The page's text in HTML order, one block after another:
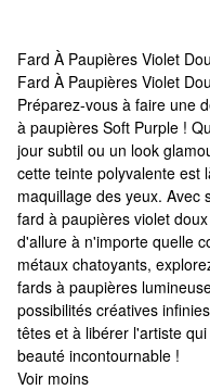
Fard À Paupières Violet
Fard À Paupières Violet
Fard À Paupières Violet
Préparez-vous à faire une
à paupières Soft Purple !
jour subtil ou un look
cette teinte polyvalente est
maquillage des yeux. Avec
fard à paupières violet
d'allure à n'importe quelle
métaux chatoyants,
fards à paupières
possibilités créatives
têtes et à libérer l'artiste
beauté incontournable !
Voir moins